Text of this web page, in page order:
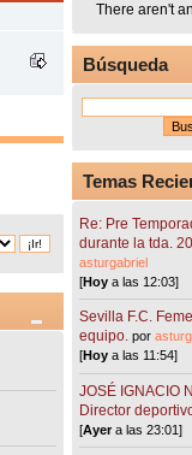
There aren't
Búsqueda
Temas
Re: Pre
durante la tda.
asturgabriel
[Hoy a las 12:03]
Sevilla F.C.
equipo. por
[Hoy a las 11:54]
JOSÉ IGNACIO
Director
[Ayera las 23:01]